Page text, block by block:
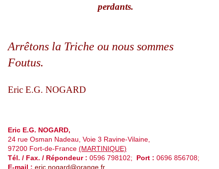
perdants.
Arrêtons la Triche ou nous sommes
Foutus.
Eric E.G. NOGARD
Eric E.G. NOGARD,
24 rue Osman Nadeau, Voie 3 Ravine-Vilaine,
97200 Fort-de-France (MARTINIQUE)
Tél. / Fax. / Répondeur : 0596 798102; Port : 0696 856708;
E-mail : eric.nogard@orange.fr